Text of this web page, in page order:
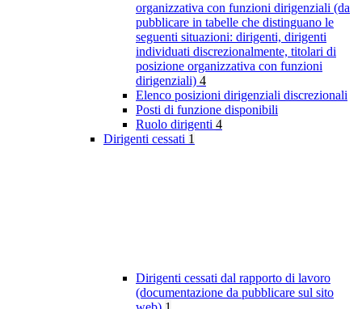
organizzativa con funzioni dirigenziali (da
pubblicare in tabelle che distinguano le
seguenti situazioni: dirigenti, dirigenti
individuati discrezionalmente, titolari di
posizione organizzativa con funzioni
dirigenziali) 4
Elenco posizioni dirigenziali discrezionali
Posti di funzione disponibili
Ruolo dirigenti 4
Dirigenti cessati 1
Dirigenti cessati dal rapporto di lavoro
(documentazione da pubblicare sul sito